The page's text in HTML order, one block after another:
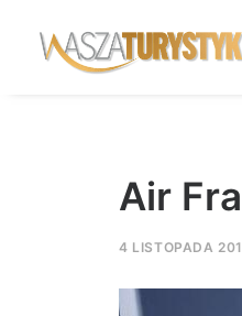
Air
4 LISTOPADA